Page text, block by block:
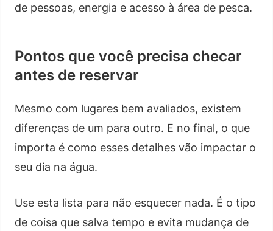
de pessoas, energia e acesso à área de pesca.
Pontos que você precisa checar
antes de reservar
Mesmo com lugares bem avaliados, existem
diferenças de um para outro. E no final, o que
importa é como esses detalhes vão impactar o
seu dia na água.
Use esta lista para não esquecer nada. É o tipo
de coisa que salva tempo e evita mudança de